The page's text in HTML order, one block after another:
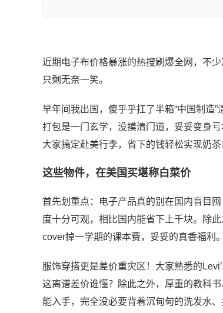
近期电子布价格暴涨的热搜刷爆全网，不
只剩无奈一笑。
早年间我出国，傻乎乎扛了半箱“中国制造
打包是一门玄学，没摸清门道，妥妥变身
大家搞定赴美行李，省下的钱轻松实现奶茶
这些物件，在美国买堪称白菜价
首先划重点：电子产品真的别在国内盲目
度十分可观，相比国内能省下上千块。除
cover掉一学期的课本费，妥妥的真香福利。
服饰穿搭更是差价重灾区！大家熟悉的
这离谱差价谁懂？除此之外，厚重的教科
能入手，完全没必要背着沉甸甸的洗发水